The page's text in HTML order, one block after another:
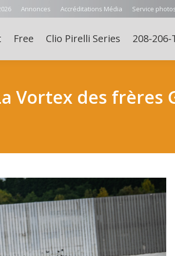
Annonces Accréditations Média Service
Free Clio Pirelli Series 208-206-
Vortex des frères